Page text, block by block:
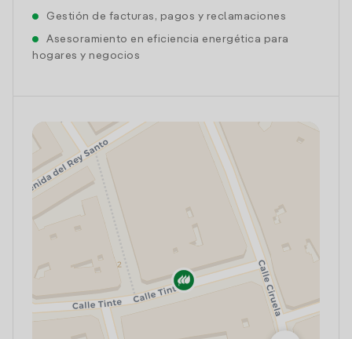
Gestión de facturas, pagos y reclamaciones
Asesoramiento en eficiencia energética para
hogares y negocios